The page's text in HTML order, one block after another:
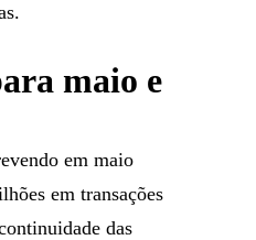
maio e
em maio
em transações
das